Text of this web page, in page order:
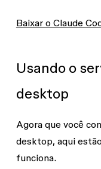
Baixar o Claude
Usando o
desktop
Agora que você
desktop, aqui
funciona.